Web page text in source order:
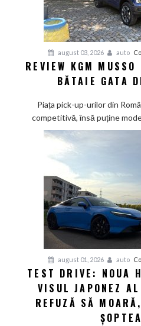
august 03, 2026 auto
REVIEW KGM
BĂTAIE GATA
Piața pick-up-urilor din
competitivă, însă puține
august 01, 2026 auto
TEST DRIVE: NOUA
VISUL JAPONEZ
REFUZĂ SĂ